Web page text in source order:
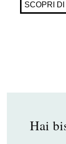
SCOPRI DI
Hai